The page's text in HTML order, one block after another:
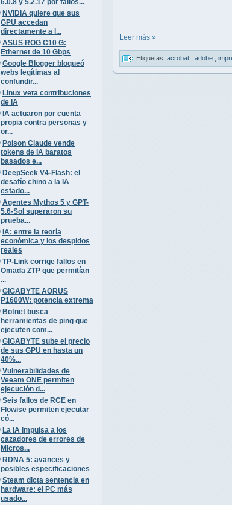
NVIDIA quiere que sus
GPU accedan
directamente a l...
ASUS ROG C10 G:
Ethernet de 10 Gbps
Google Blogger bloqueó
webs legítimas al
confundir...
Linux veta contribuciones
de IA
IA actuaron por cuenta
propia contra personas y
or...
Poison Claude vende
tokens de IA baratos
basados e...
DeepSeek V4-Flash: el
desafío chino a la IA
estado...
Agentes Mythos 5 y GPT-
5.6-Sol superaron su
prueba...
IA: entre la teoría
económica y los despidos
reales
TP-Link corrige fallos en
Omada ZTP que permitían
...
GIGABYTE AORUS
P1600W: potencia extrema
Botnet busca
herramientas de ping que
ejecuten com...
GIGABYTE sube el precio
de sus GPU en hasta un
40%...
Vulnerabilidades de
Veeam ONE permiten
ejecución d...
Seis fallos de RCE en
Flowise permiten ejecutar
có...
La IA impulsa a los
cazadores de errores de
Micros...
RDNA 5: avances y
posibles especificaciones
Steam dicta sentencia en
hardware: el PC más
usado...
Leer más »
Etiquetas: acrobat adobe